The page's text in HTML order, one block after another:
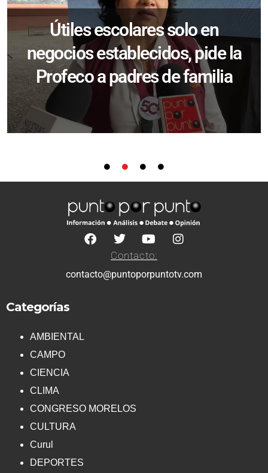
Útiles escolares solo en
negocios establecidos, pide la
Profeco a padres de familia
Contacto:
contacto@puntoporpuntotv.com
Categorías
AMBIENTAL
CAMPO
CIENCIA
CLIMA
CONGRESO MORELOS
CULTURA
Curul
DEPORTES